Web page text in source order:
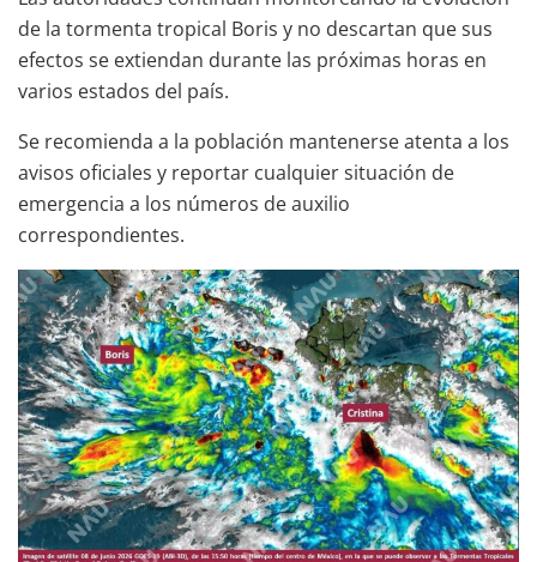
de la tormenta tropical Boris y no descartan que sus
efectos se extiendan durante las próximas horas en
varios estados del país.
Se recomienda a la población mantenerse atenta a los
avisos oficiales y reportar cualquier situación de
emergencia a los números de auxilio
correspondientes.